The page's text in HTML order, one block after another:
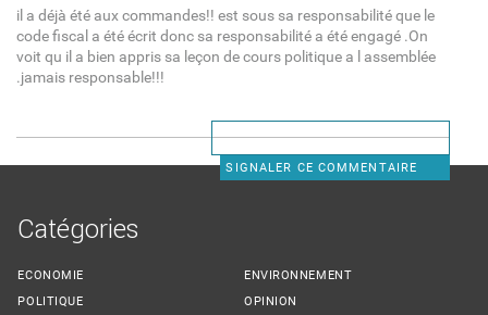
il a déjà été aux commandes!! est sous sa responsabilité que le
code fiscal a été écrit donc sa responsabilité a été engagé .On
voit qu il a bien appris sa leçon de cours politique a l assemblée
.jamais responsable!!!
SIGNALER CE COMMENTAIRE
Catégories
ECONOMIE
POLITIQUE
ENVIRONNEMENT
OPINION